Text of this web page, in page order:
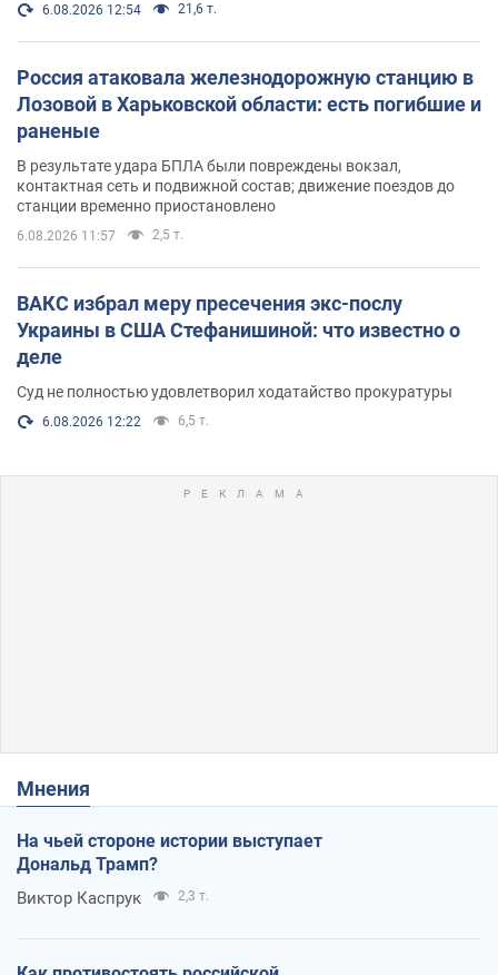
6.08.2026 12:54 21,6 т.
Россия атаковала железнодорожную станцию в
Лозовой в Харьковской области: есть погибшие и
раненые
В результате удара БПЛА были повреждены вокзал,
контактная сеть и подвижной состав; движение поездов до
станции временно приостановлено
6.08.2026 11:57 2,5 т.
ВАКС избрал меру пресечения экс-послу
Украины в США Стефанишиной: что известно о
деле
Суд не полностью удовлетворил ходатайство прокуратуры
6.08.2026 12:22 6,5 т.
Мнения
На чьей стороне истории выступает
Дональд Трамп?
Виктор Каспрук 2,3 т.